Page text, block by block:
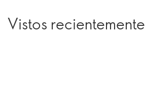
Vistos recientemente